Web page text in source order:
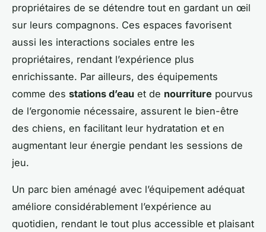
propriétaires de se détendre tout en gardant un œil
sur leurs compagnons. Ces espaces favorisent
aussi les interactions sociales entre les
propriétaires, rendant l’expérience plus
enrichissante. Par ailleurs, des équipements
comme des stations d’eau et de nourriture pourvus
de l’ergonomie nécessaire, assurent le bien-être
des chiens, en facilitant leur hydratation et en
augmentant leur énergie pendant les sessions de
jeu.
Un parc bien aménagé avec l’équipement adéquat
améliore considérablement l’expérience au
quotidien, rendant le tout plus accessible et plaisant